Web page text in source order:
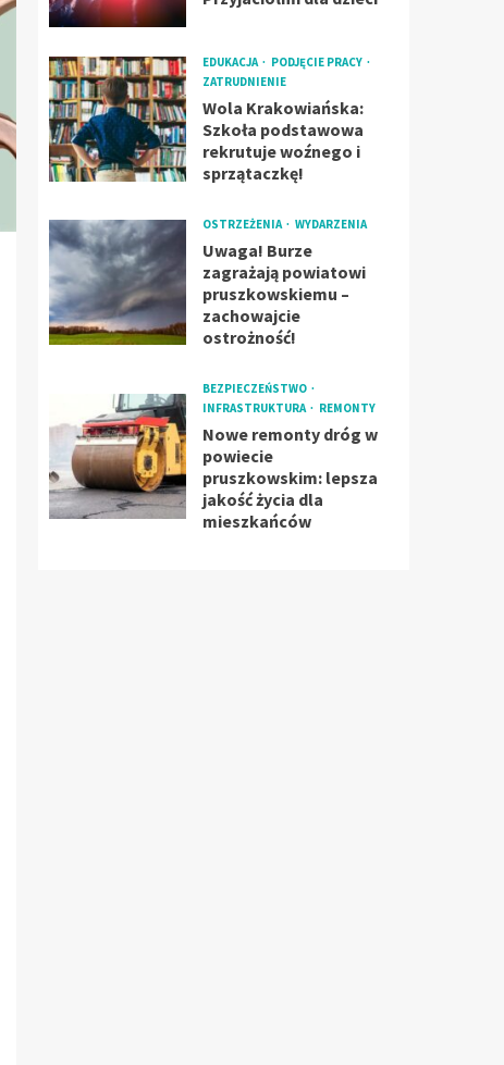
EDUKACJA
PODJĘCIE PRACY
ZATRUDNIENIE
Wola Krakowiańska:
Szkoła podstawowa
rekrutuje woźnego i
sprzątaczkę!
OSTRZEŻENIA WYDARZENIA
Uwaga! Burze
zagrażają powiatowi
pruszkowskiemu –
zachowajcie
ostrożność!
BEZPIECZEŃSTWO
INFRASTRUKTURA
REMONTY
Nowe remonty dróg w
powiecie
pruszkowskim: lepsza
jakość życia dla
mieszkańców